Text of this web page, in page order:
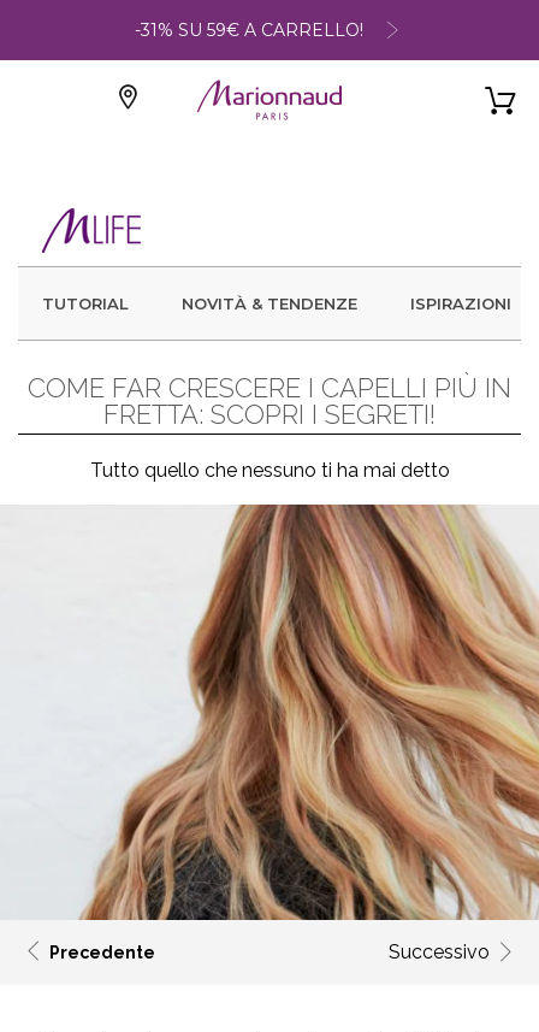
-31% SU 59€ A CARRELLO!
TUTORIAL NOVITÀ & TENDENZE ISPIRAZIONI
COME FAR CRESCERE I CAPELLI PIÙ IN
FRETTA: SCOPRI I SEGRETI!
Tutto quello che nessuno ti ha mai detto
Precedente Successivo